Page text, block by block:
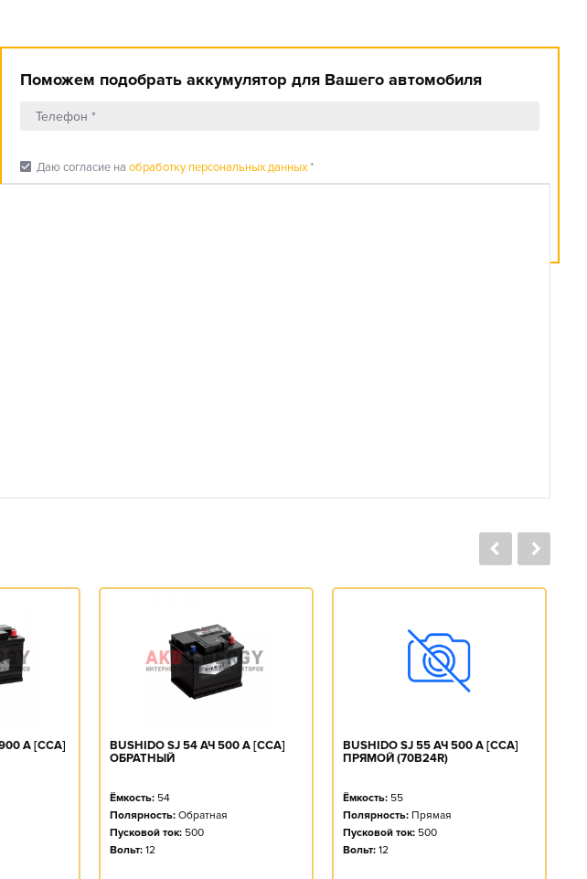
Поможем подобрать аккумулятор для Вашего автомобиля
check_box Даю согласие на обработку персональных данных*
А [CCA]
BUSHIDO SJ 54 АЧ 500 А [CCA]
ОБРАТНЫЙ
Ёмкость: 54
Полярность: Обратная
Пусковой ток: 500
Вольт: 12
BUSHIDO SJ 55 АЧ 500 А [CCA]
ПРЯМОЙ (70B24R)
Ёмкость: 55
Полярность: Прямая
Пусковой ток: 500
Вольт: 12